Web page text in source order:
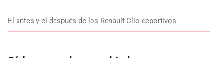
El antes y el después de los Renault Clio deportivos